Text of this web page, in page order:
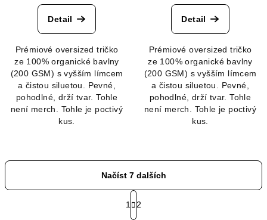
Detail
Prémiové oversized tričko
ze 100% organické bavlny
(200 GSM) s vyšším límcem
a čistou siluetou. Pevné,
pohodlné, drží tvar. Tohle
není merch. Tohle je poctivý
kus.
Detail
Prémiové oversized tričko
ze 100% organické bavlny
(200 GSM) s vyšším límcem
a čistou siluetou. Pevné,
pohodlné, drží tvar. Tohle
není merch. Tohle je poctivý
kus.
Načíst 7 dalších
S
t
1 2